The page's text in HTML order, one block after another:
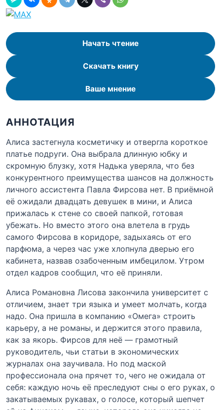
Начать чтение
Скачать книгу
Ваше мнение
АННОТАЦИЯ
Алиса застегнула косметичку и отвергла короткое
платье подруги. Она выбрала длинную юбку и
скромную блузку, хотя Надька уверяла, что без
конкурентного преимущества шансов на должность
личного ассистента Павла Фирсова нет. В приёмной
её ожидали двадцать девушек в мини, и Алиса
прижалась к стене со своей папкой, готовая
убежать. Но вместо этого она влетела в грудь
самого Фирсова в коридоре, задыхаясь от его
парфюма, а через час уже хлопнула дверью его
кабинета, назвав озабоченным имбецилом. Утром
отдел кадров сообщил, что её приняли.
Алиса Романовна Лисова закончила университет с
отличием, знает три языка и умеет молчать, когда
надо. Она пришла в компанию «Омега» строить
карьеру, а не романы, и держится этого правила,
как за якорь. Фирсов для неё — грамотный
руководитель, чьи статьи в экономических
журналах она заучивала. Но под маской
профессионала она прячет то, чего не ожидала от
себя: каждую ночь её преследуют сны о его руках, о
закатываемых рукавах, о голосе, который шепчет